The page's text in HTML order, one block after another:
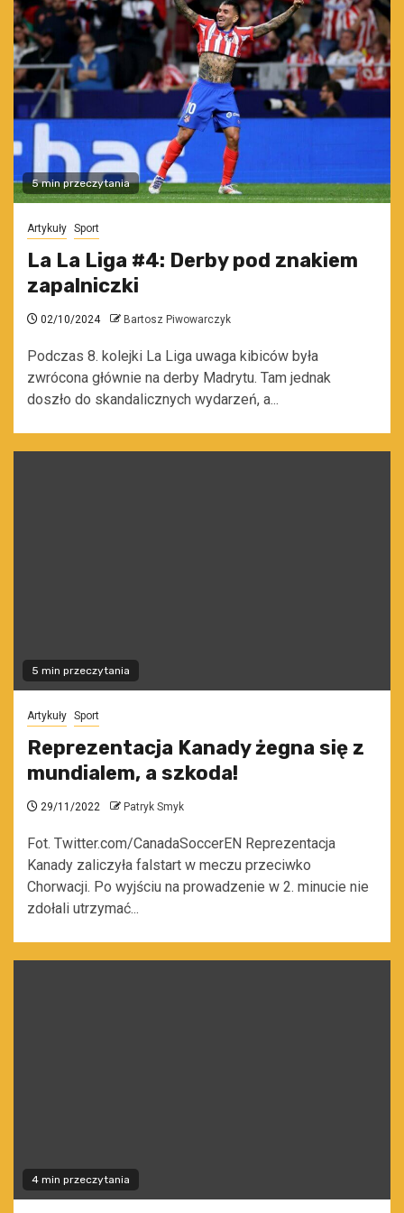
5 min przeczytania
Artykuły Sport
La La Liga #4: Derby pod znakiem
zapalniczki
02/10/2024 Bartosz Piwowarczyk
Podczas 8. kolejki La Liga uwaga kibiców była
zwrócona głównie na derby Madrytu. Tam jednak
doszło do skandalicznych wydarzeń, a...
5 min przeczytania
Artykuły Sport
Reprezentacja Kanady żegna się z
mundialem, a szkoda!
29/11/2022 Patryk Smyk
Fot. Twitter.com/CanadaSoccerEN Reprezentacja
Kanady zaliczyła falstart w meczu przeciwko
Chorwacji. Po wyjściu na prowadzenie w 2. minucie nie
zdołali utrzymać...
4 min przeczytania